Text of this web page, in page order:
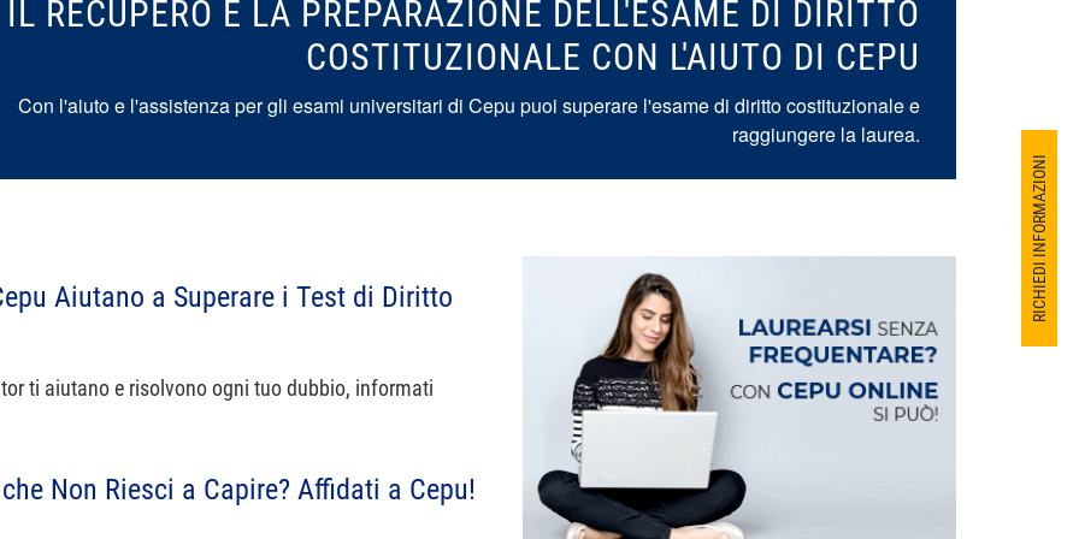
RICHIEDI INFORMAZIONI
IL RECUPERO E LA PREPARAZIONE DELL'ESAME DI DIRITTO
COSTITUZIONALE CON L'AIUTO DI CEPU
Con l'aiuto e l'assistenza per gli esami universitari di Cepu puoi superare l'esame di diritto costituzionale e
raggiungere la laurea.
Aiutano a Superare i Test di Diritto
ti aiutano e risolvono ogni tuo dubbio, informati
Non Riesci a Capire? Affidati a Cepu!